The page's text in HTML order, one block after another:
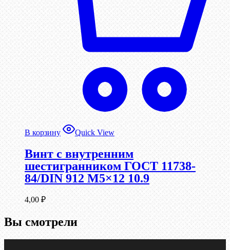
В корзину Quick View
Винт c внутренним
шестигранником ГОСТ 11738-
84/DIN 912 М5×12 10.9
4,00 ₽
Вы смотрели